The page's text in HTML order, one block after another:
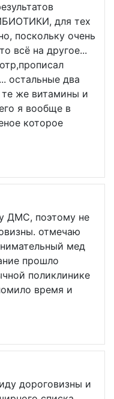
для тех
поскольку очень
всё на другое...
остальные два
те же витамины и
я вообще в
которое
ДМС, поэтому не
отмечаю
мед
прошло
поликлинике
время и
дороговизны и